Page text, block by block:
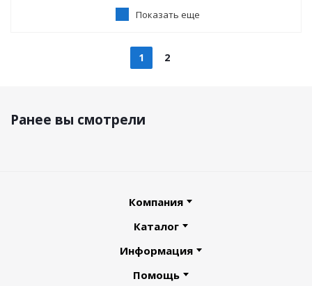
Показать еще
1 2
Ранее вы смотрели
Компания
Каталог
Информация
Помощь